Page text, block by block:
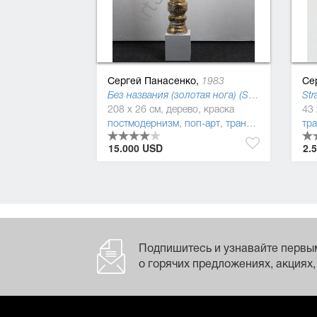
Сергей Панасенко, 1983
Без названия (золотая нога) (Season self), 2019
208 x 26 см, дерево, краска
постмодернизм, поп-арт, трансавангард
15.000 USD
43
Подпишитесь и узнавайте
о горячих предложениях,